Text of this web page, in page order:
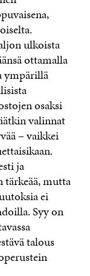
ulkoista
ottamalla
ympärillä
osaksi
valinnat
– vaikkei
ja
tärkeää, mutta
ei
Syy on
talous